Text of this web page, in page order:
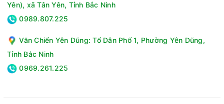
Số cửa:2 cửa
Số ngăn:1 ngăn đông, 1 ngăn mát
Nhiệt độ ngăn đông (độ C):≤-18℃
Chất liệu dàn lạnh:Đồng
Chất liệu lòng tủ:Hợp kim nhôm sơn tĩnh điện
Chất liệu bên ngoài:Thân tủ: Thép sơn tĩnh điện, Cửa tủ:
Chất liệu kính:Kính cường lực
Yên), xã Tân Yên, Tỉnh Bắc Ninh
0989.807.225
Văn Chiến Yên Dũng: Tổ Dân Phố 1, Phường Yên Dũng,
Tỉnh Bắc Ninh
0969.261.225